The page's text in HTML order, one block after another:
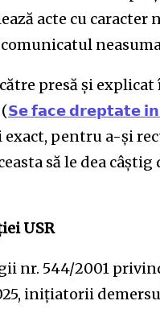
acte cu caracter
presă și
𝗦𝗲 𝗳𝗮𝗰𝗲 𝗱𝗿𝗲𝗽𝘁𝗮𝘁𝗲
exact, pentru a-și
să le dea
USR
nr. 544/2001
inițiatorii